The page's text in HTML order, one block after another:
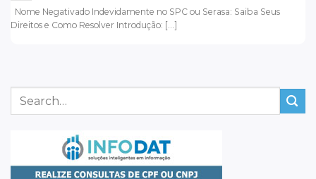
Nome Negativado Indevidamente no SPC ou Serasa: Saiba Seus
Direitos e Como Resolver Introdução: [...]